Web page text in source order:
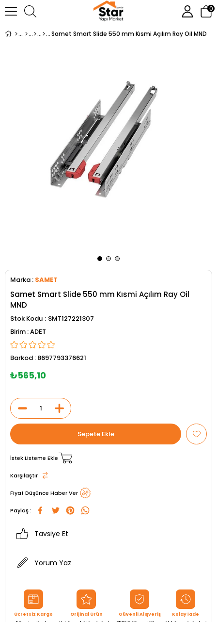
0
Samet Smart Slide 550 mm Kısmi Açılım Ray Oil MND
Marka : SAMET
Samet Smart Slide 550 mm Kısmi Açılım Ray Oil
MND
Stok Kodu
SMT127221307
ADET
Barkod : 8697793376621
₺565,10
İstek Listeme Ekle
Karşılaştır
Fiyat Düşünce Haber Ver
Paylaş :
Tavsiye Et
Yorum Yaz
Ücretsiz Kargo
Orijinal Ürün
Güvenli Alışveriş
Kolay İade